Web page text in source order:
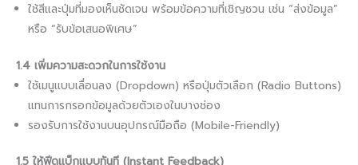
ใช้สีและปุ่มที่มองเห็นชัดเจน พร้อมข้อความที่เชิญชวน เช่น “ส่งข้อมูล”
หรือ “รับข้อเสนอพิเศษ”
1.4 เพิ่มความสะดวกในการใช้งาน
ใช้เมนูแบบเลื่อนลง (Dropdown) หรือปุ่มตัวเลือก (Radio Buttons)
แทนการกรอกข้อมูลด้วยตัวเองในบางช่อง
รองรับการใช้งานบนอุปกรณ์มือถือ (Mobile-Friendly)